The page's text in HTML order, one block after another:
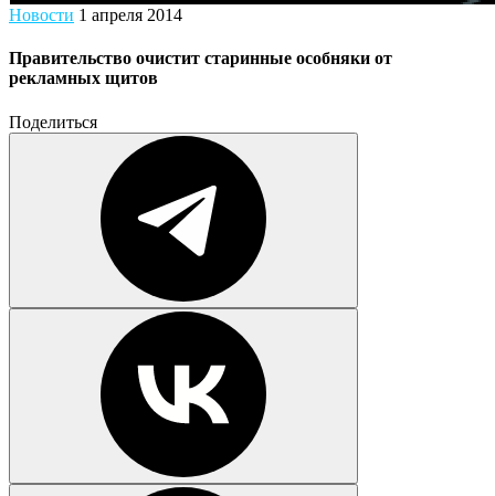
Новости 1 апреля 2014
Правительство очистит старинные особняки от
рекламных щитов
Поделиться